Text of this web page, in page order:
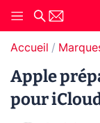
Accueil
Apple
pour